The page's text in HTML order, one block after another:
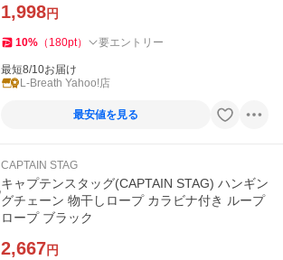
1,998円
10% （ 180pt） 要エントリー
最短8/10お届け
L-Breath Yahoo!店
最安値を見る
CAPTAIN STAG
キャプテンスタッグ(CAPTAIN STAG) ハンギン
グチェーン 物干しロープ カラビナ付き ループ
ロープ ブラック
2,667円